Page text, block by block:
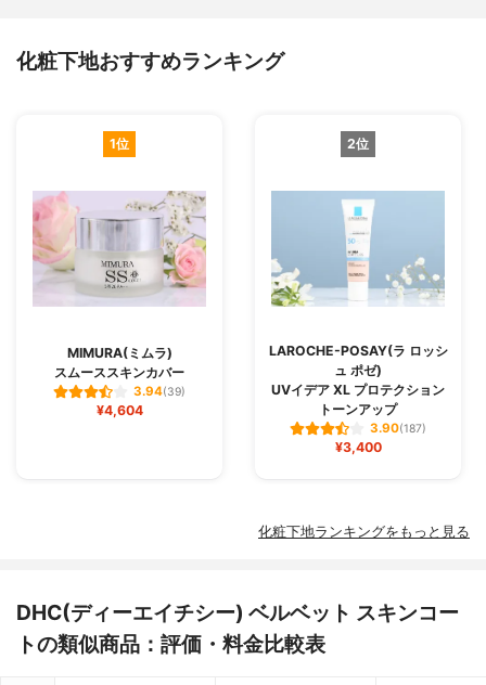
化粧下地おすすめランキング
1位
MIMURA(ミムラ)
スムーススキンカバー
3.94(39)
¥4,604
2位
LAROCHE-POSAY(ラ ロッシ
ュ ポゼ)
UVイデア XL プロテクション
トーンアップ
3.90(187)
¥3,400
化粧下地ランキングをもっと見る
DHC(ディーエイチシー) ベルベット スキンコー
トの類似商品：評価・料金比較表